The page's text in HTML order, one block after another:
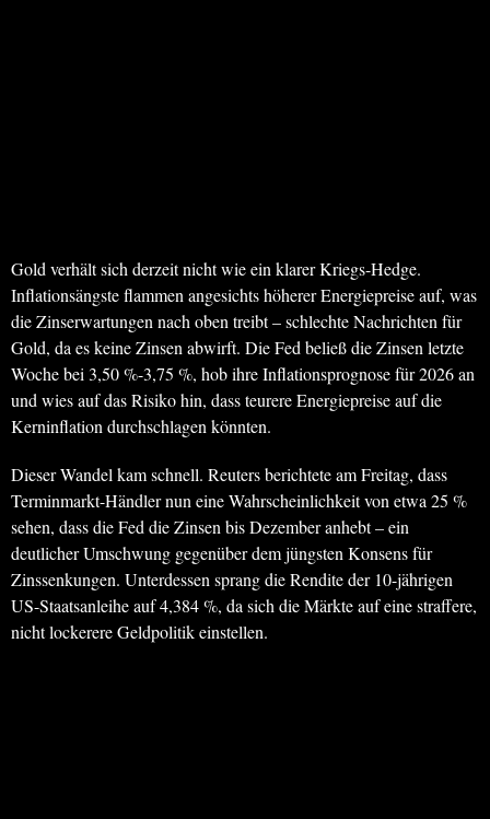
Gold verhält sich derzeit nicht wie ein klarer Kriegs-Hedge.
Inflationsängste flammen angesichts höherer Energiepreise auf, was
die Zinserwartungen nach oben treibt – schlechte Nachrichten für
Gold, da es keine Zinsen abwirft. Die Fed beließ die Zinsen letzte
Woche bei 3,50 %-3,75 %, hob ihre Inflationsprognose für 2026 an
und wies auf das Risiko hin, dass teurere Energiepreise auf die
Kerninflation durchschlagen könnten.
Dieser Wandel kam schnell. Reuters berichtete am Freitag, dass
Terminmarkt-Händler nun eine Wahrscheinlichkeit von etwa 25 %
sehen, dass die Fed die Zinsen bis Dezember anhebt – ein
deutlicher Umschwung gegenüber dem jüngsten Konsens für
Zinssenkungen. Unterdessen sprang die Rendite der 10-jährigen
US-Staatsanleihe auf 4,384 %, da sich die Märkte auf eine straffere,
nicht lockerere Geldpolitik einstellen.